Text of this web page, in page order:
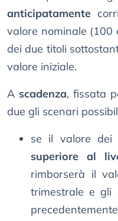
anticipatamente
valore nominale (100
dei due titoli
valore iniziale.
A scadenza, fissata
due gli scenari
se il valore dei
superiore al
rimborserà il
trimestrale e gli